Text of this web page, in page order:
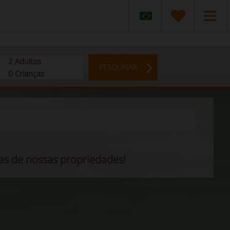
2 Adultos
0 Crianças
PESQUISAR
de nossas propriedades!